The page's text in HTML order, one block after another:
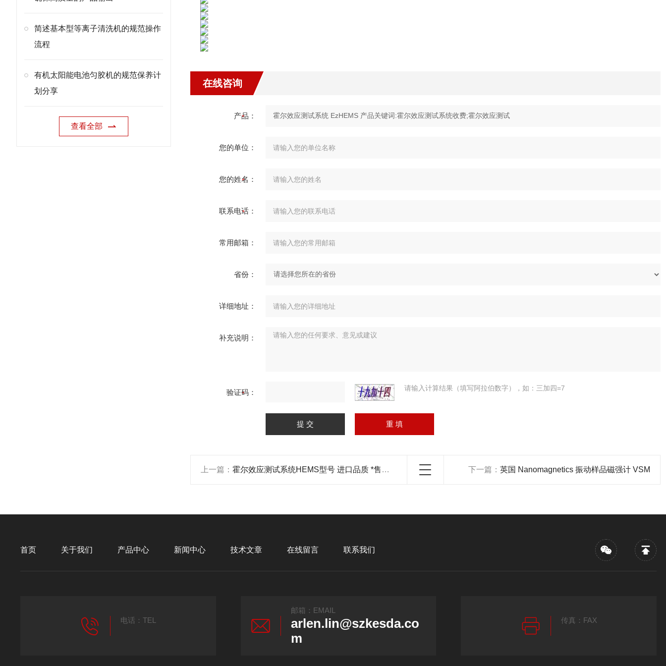
简述基本型等离子清洗机的规范操作
流程
有机太阳能电池匀胶机的规范保养计
划分享
查看全部
在线咨询
产品：
您的单位：
您的姓名：
联系电话：
常用邮箱：
省份：
详细地址：
补充说明：
验证码： 请输入计算结果（填写阿拉伯数字），如：三加四=7
上一篇： 霍尔效应测试系统HEMS型号 进口品质 *售后服务 下一篇： 英国 Nanomagnetics 振动样品磁强计 VSM
首页 关于我们 产品中心 新闻中心 技术文章 在线留言 联系我们
电话：TEL
邮箱：EMAIL
arlen.lin@szkesda.co
m
传真：FAX